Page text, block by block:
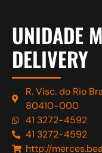
UNIDADE
DELIVERY
R. Visc. do Rio
80410-000
41 3272-4592
41 3272-4592
http://